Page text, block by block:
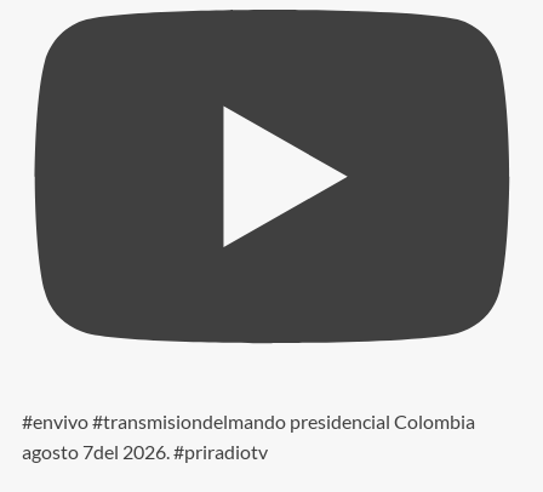
#envivo #transmisiondelmando presidencial Colombia
agosto 7del 2026. #priradiotv